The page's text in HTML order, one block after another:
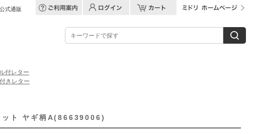
式通販
付レター
きレター
ット ヤギ柄A(86639006)